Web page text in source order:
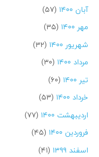
آبان ۱۴۰۰
(۵۷)
مهر ۱۴۰۰
(۳۵)
شهریور ۱۴۰۰
(۳۲)
مرداد ۱۴۰۰
(۳۰)
تیر ۱۴۰۰
(۶۰)
خرداد ۱۴۰۰
(۵۳)
اردیبهشت ۱۴۰۰
(۷۷)
فروردین ۱۴۰۰
(۴۵)
اسفند ۱۳۹۹
(۴۱)